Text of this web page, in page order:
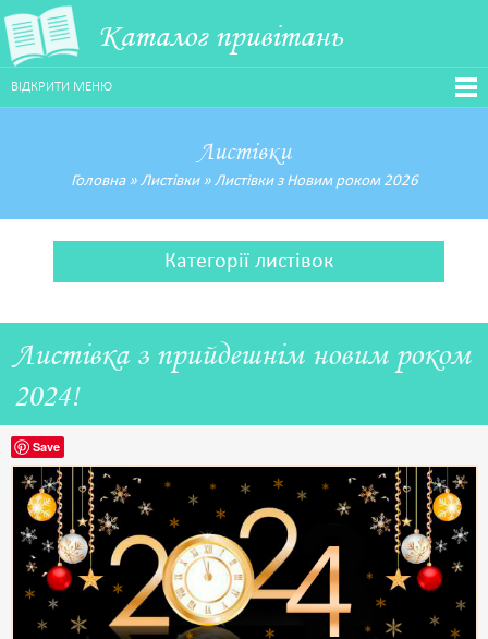
Каталог привітань
ВІДКРИТИ МЕНЮ
Листівки
Головна» Листівки» Листівки з Новим роком 2026
Категорії листівок
Листівка з прийдешнім новим роком
2024!
Save